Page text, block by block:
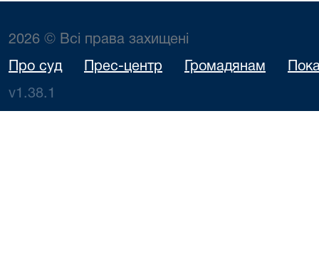
2026 © Всі права захищені
Про суд Прес-центр Громадянам
v1.38.1